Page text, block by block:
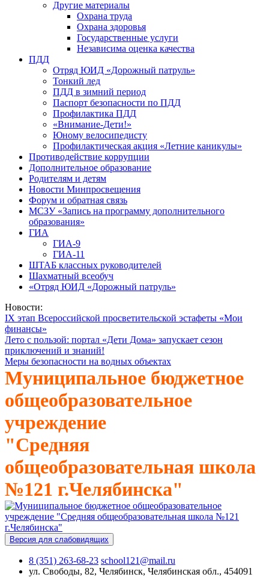
Другие материалы
Охрана труда
Охрана здоровья
Государственные услуги
Независима оценка качества
ПДД
Отряд ЮИД «Дорожный патруль»
Тонкий лед
ПДД в зимний период
Паспорт безопасности по ПДД
Профилактика ПДД
«Внимание-Дети!»
Юному велосипедисту
Профилактическая акция «Летние каникулы»
Противодействие коррупции
Дополнительное образование
Родителям и детям
Новости Минпросвещения
Форум и обратная связь
МСЗУ «Запись на программу дополнительного
образования»
ГИА
ГИА-9
ГИА-11
ШТАБ классных руководителей
Шахматный всеобуч
«Отряд ЮИД «Дорожный патруль»
Новости:
IX этап Всероссийской просветительской эстафеты «Мои
финансы»
Лето с пользой: портал «Дети Дома» запускает сезон
приключений и знаний!
Меры безопасности на водных объектах
Муниципальное бюджетное
общеобразовательное
учреждение
"Средняя
общеобразовательная школа
№121 г.Челябинска"
Версия для слабовидящих
8 (351) 263-68-23 school121@mail.ru
ул. Свободы, 82, Челябинск, Челябинская обл., 454091